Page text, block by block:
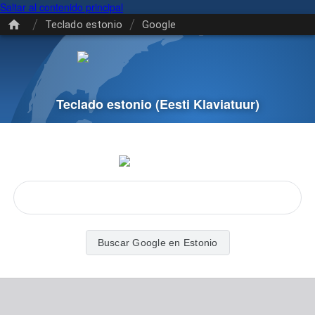
Saltar al contenido principal
/ Teclado estonio / Google
Teclado estonio(Eesti Klaviatuur)
Buscar Google en Estonio